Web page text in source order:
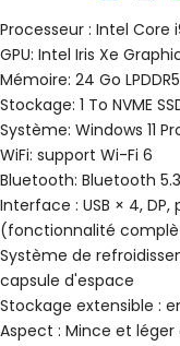
Processeur : Intel Core
GPU: Intel Iris Xe
Mémoire: 24 Go LPDDR5
Stockage: 1 To NVME
Système: Windows 11
WiFi: support Wi-Fi 6
Bluetooth: Bluetooth 5.3
Interface : USB × 4, DP,
(fonctionnalité
Système de
capsule d'espace
Stockage extensible :
Aspect : Mince et léger